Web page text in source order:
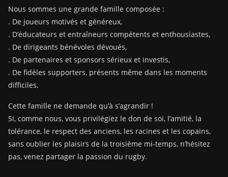
Nous sommes une grande famille composée :
. De joueurs motivés et généreux,
. D’éducateurs et entraîneurs compétents et enthousiastes,
. De dirigeants bénévoles dévoués,
. De partenaires et sponsors sérieux et investis,
. De fidèles supporters, présents même dans les moments
difficiles,
Cette famille ne demande qu’à s’agrandir !
Si, comme nous, vous privilégiez le don de soi, l’amitié, la
tolérance, le respect des anciens, les racines et les copains,
sans oublier les plaisirs de la troisième mi-temps, n’hésitez
pas, venez partager la passion du rugby.